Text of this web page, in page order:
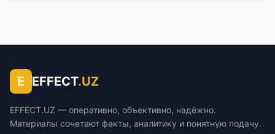
E EFFECT.UZ
EFFECT.UZ — оперативно, объективно, надёжно.
Материалы сочетают факты, аналитику и понятную подачу.